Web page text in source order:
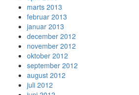
marts 2013
februar 2013
januar 2013
december 2012
november 2012
oktober 2012
september 2012
august 2012
juli 2012